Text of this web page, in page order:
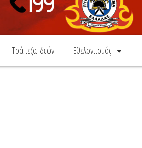
Τράπεζα Ιδεών Εθελοντισμός